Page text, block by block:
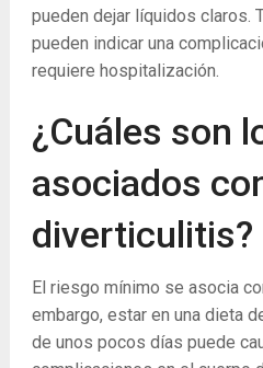
pueden dejar líquidos claros.
pueden indicar una
requiere hospitalización.
¿Cuáles son
asociados
diverticulitis?
El riesgo mínimo se asocia
embargo, estar en una dieta
de unos pocos días puede